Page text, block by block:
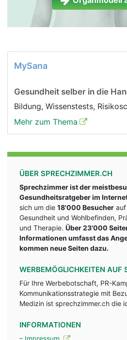
MySana
Gesundheit selber in die
Bildung, Wissenstests,
Mehr zum Thema
ÜBER SPRECHZIMMER.CH
Sprechzimmer ist der
Gesundheitsratgeber im
sich um die 18'000 Besucher
Gesundheit und Wohlbefinden,
und Therapie. Über 23'000
Informationen umfasst das
kommen neue Seiten dazu.
WERBEMÖGLICHKEITEN AUF
Für Ihre Werbebotschaft, PR-
Kommunikationsstrategie mit
Medizin ist sprechzimmer.ch die
INFORMATIONEN
– Impressum